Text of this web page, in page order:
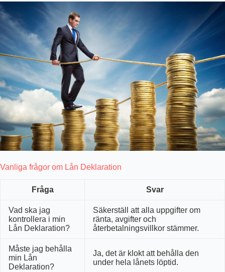
Vanliga frågor om Lån Deklaration
Fråga Svar
Vad ska jag
kontrollera i min
Lån Deklaration?
Säkerställ att alla uppgifter om
ränta, avgifter och
återbetalningsvillkor stämmer.
Måste jag behålla
min Lån
Deklaration?
Ja, det är klokt att behålla den
under hela lånets löptid.